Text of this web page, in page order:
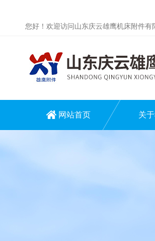
您好！欢迎访问山东庆云雄鹰机床附件有
网站首页 关